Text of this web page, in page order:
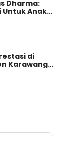
Dharma:
Untuk Anak
di
Karawang